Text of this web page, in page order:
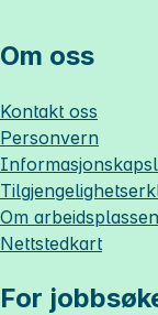
Om oss
Kontakt oss
Personvern
Om
Nettstedkart
For